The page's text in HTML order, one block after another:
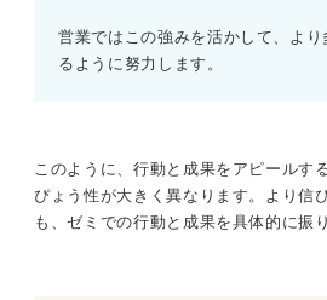
営業ではこの強みを活かして、よ
るように努力します。
このように、行動と成果をアピールす
ぴょう性が大きく異なります。より信
も、ゼミでの行動と成果を具体的に振